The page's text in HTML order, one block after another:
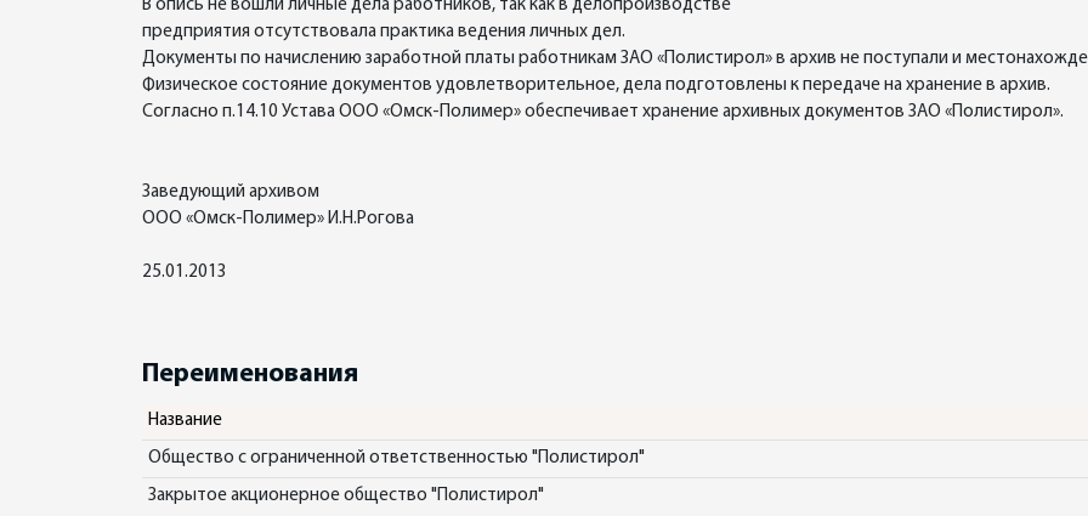
В опись не вошли личные дела работников, так как в делопроизводстве
предприятия отсутствовала практика ведения личных дел.
Документы по начислению заработной платы работникам ЗАО «Полистирол» в архив не поступали и
Физическое состояние документов удовлетворительное, дела подготовлены к передаче на хранение в архив.
Согласно п.14.10 Устава ООО «Омск-Полимер» обеспечивает хранение архивных документов ЗАО «Полистирол».
Заведующий архивом
ООО «Омск-Полимер» И.Н.Рогова
25.01.2013
Переименования
Название
Общество с ограниченной ответственностью "Полистирол"
Закрытое акционерное общество "Полистирол"